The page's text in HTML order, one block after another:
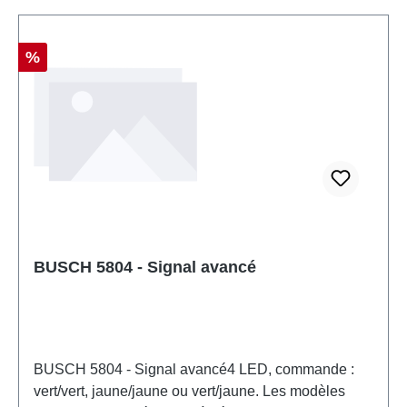
Réduction
%
BUSCH 5804 - Signal avancé
BUSCH 5804 - Signal avancé4 LED, commande :
vert/vert, jaune/jaune ou vert/jaune. Les modèles